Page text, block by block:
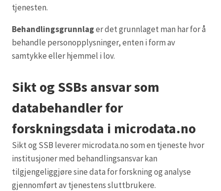
tjenesten.
Behandlingsgrunnlager det grunnlaget man har for å
behandle personopplysninger, enten i form av
samtykke eller hjemmel i lov.
Sikt og SSBs ansvar som
databehandler for
forskningsdata i microdata.no
Sikt og SSB leverer microdata.no som en tjeneste hvor
institusjoner med behandlingsansvar kan
tilgjengeliggjøre sine data for forskning og analyse
gjennomført av tjenestens sluttbrukere.